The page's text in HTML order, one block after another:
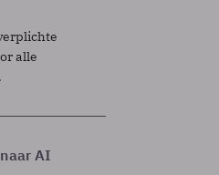
alle
AI